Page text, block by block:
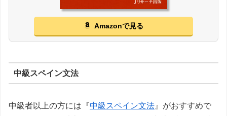
Amazonで見る
中級スペイン文法
中級者以上の方には『中級スペイン文法 』がおすすめで